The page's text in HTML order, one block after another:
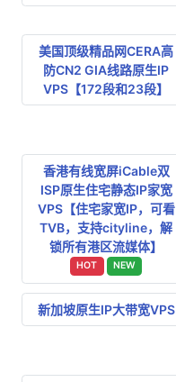
美国顶级精品网CERA高
防CN2 GIA线路原生IP
VPS【172段和23段】
香港有线宽屏iCable双
ISP原生住宅静态IP家宽
VPS【住宅家宽IP，可看
TVB，支持cityline，解
锁所有港区流媒体】
HOT NEW
新加坡原生IP大带宽VPS